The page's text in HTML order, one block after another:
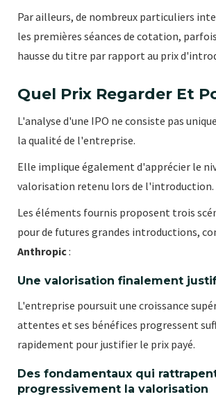
Par ailleurs, de nombreux particuliers
les premières séances de cotation,
hausse du titre par rapport au prix
Quel Prix Regarder Et
L'analyse d'une IPO ne consiste pas
la qualité de l'entreprise.
Elle implique également d'apprécier le
valorisation retenu lors de l'introduction.
Les éléments fournis proposent trois
pour de futures grandes introductions,
Anthropic:
Une valorisation finalement
L'entreprise poursuit une croissance
attentes et ses bénéfices progressent
rapidement pour justifier le prix payé.
Des fondamentaux qui
progressivement la valorisation